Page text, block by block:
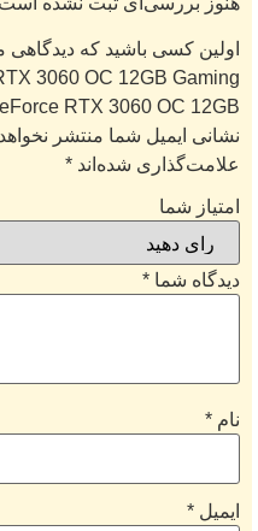
اولین کسی باشید که
RTX 3060 OC 12GB”
نشانی ایمیل شما منتشر
علامت‌گذاری شده‌اند *
امتیاز شما
دیدگاه شما *
نام *
ایمیل *